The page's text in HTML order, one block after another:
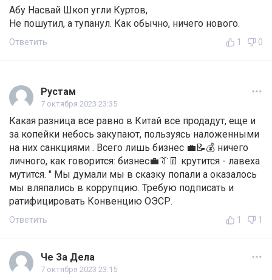
Абу Насвай Шкоп угли Куртов,
Не пошутил, а тупанул. Как обычно, ничего нового.
Ответить 1 0
Рустам
7 октября 2023 23:35
Какая разница все равно в Китай все продадут, еще и
за копейки небось закупают, пользуясь наложенными
на них санкциями . Всего лишь бизнес 💼📝💰 ничего
личного, как говорится: бизнес💼👔👖 крутится - лавеха
мутится. " Мы думали мы в сказку попали а оказалось
мы вляпались в коррупцию. Требую подписать и
ратифицировать Конвенцию ОЭСР.
Ответить 1 1
Че За Дела
7 октября 2023 23:15